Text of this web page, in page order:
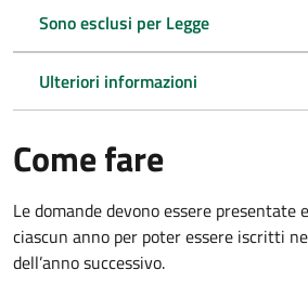
Sono esclusi per Legge
Ulteriori informazioni
Come fare
Le domandedevono essere presentate
ciascun anno per poter essere iscritti
dell’anno successivo.